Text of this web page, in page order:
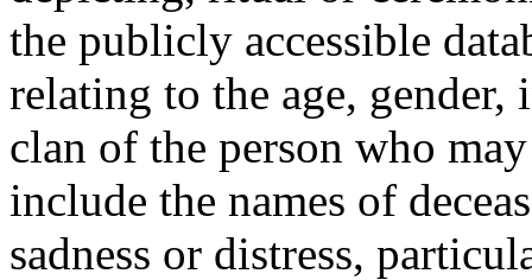
the publicly accessible
relating to the age,
clan of the person who
include the names of
sadness or distress,